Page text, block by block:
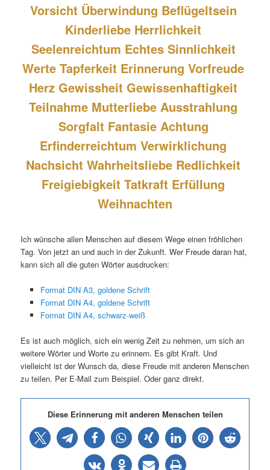
Vorsicht Überwindung Beflügeltsein
Kinderliebe Herrlichkeit
Seelenreichtum Echtes Sinnlichkeit
Werte Tapferkeit Erinnerung Vorfreude
Herz Gewissheit Gewissenhaftigkeit
Teilnahme Mutterliebe Ausstrahlung
Sorgfalt Fantasie Achtung
Erfinderreichtum Verwirklichung
Nachsicht Wahrheitsliebe Redlichkeit
Freigiebigkeit Tatkraft Erfüllung
Weihnachten
Ich wünsche allen Menschen auf diesem Wege einen fröhlichen
Tag. Von jetzt an und auch in der Zukunft. Wer Freude daran hat,
kann sich all die guten Wörter ausdrucken:
Format DIN A3, goldene Schrift
Format DIN A4, goldene Schrift
Format DIN A4, schwarz-weiß
Es ist auch möglich, sich ein wenig Zeit zu nehmen, um sich an
weitere Wörter und Worte zu erinnern. Es gibt Kraft. Und
vielleicht ist der Wunsch da, diese Freude mit anderen Menschen
zu teilen. Per E-Mail zum Beispiel. Oder ganz direkt.
Diese Erinnerung mit anderen Menschen teilen